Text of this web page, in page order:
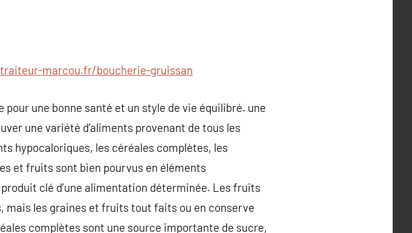
marcou.fr/boucherie-gruissan
une bonne santé et un style de vie équilibré. une
une variété d’aliments provenant de tous les
hypocaloriques, les céréales complètes, les
et fruits sont bien pourvus en éléments
clé d’une alimentation déterminée. Les fruits
mais les graines et fruits tout faits ou en conserve
complètes sont une source importante de sucre,